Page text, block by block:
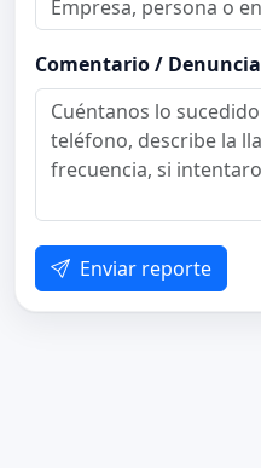
Comentario / Denuncia
Enviar reporte